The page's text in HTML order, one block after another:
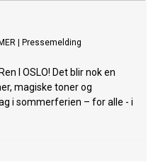
Pressemelding
I OSLO! Det blir nok en
magiske toner og
i sommerferien – for alle - i